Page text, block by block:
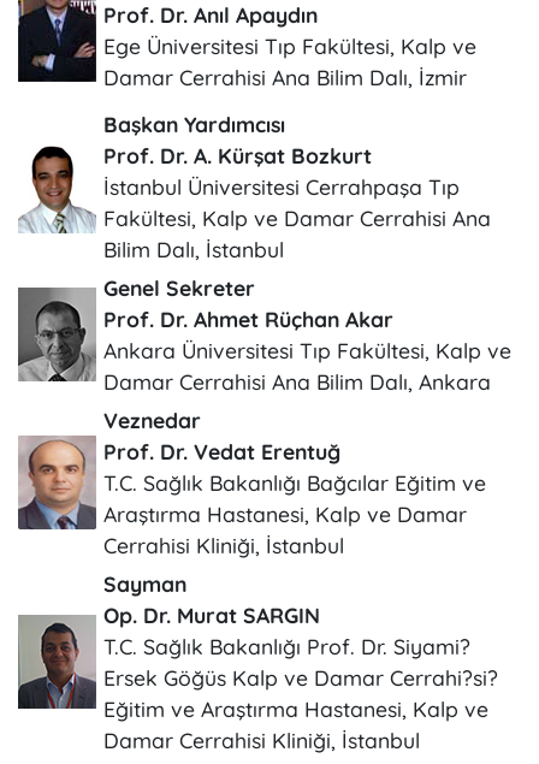
Prof. Dr. Anıl Apaydın
Ege Üniversitesi Tıp Fakültesi, Kalp ve
Damar Cerrahisi Ana Bilim Dalı, İzmir
Başkan Yardımcısı
Prof. Dr. A. Kürşat Bozkurt
İstanbul Üniversitesi Cerrahpaşa Tıp
Fakültesi, Kalp ve Damar Cerrahisi Ana
Bilim Dalı, İstanbul
Genel Sekreter
Prof. Dr. Ahmet Rüçhan Akar
Ankara Üniversitesi Tıp Fakültesi, Kalp ve
Damar Cerrahisi Ana Bilim Dalı, Ankara
Veznedar
Prof. Dr. Vedat Erentuğ
T.C. Sağlık Bakanlığı Bağcılar Eğitim ve
Araştırma Hastanesi, Kalp ve Damar
Cerrahisi Kliniği, İstanbul
Sayman
Op. Dr. Murat SARGIN
T.C. Sağlık Bakanlığı Prof. Dr. Siyami?
Ersek Göğüs Kalp ve Damar Cerrahi?si?
Eğitim ve Araştırma Hastanesi, Kalp ve
Damar Cerrahisi Kliniği, İstanbul